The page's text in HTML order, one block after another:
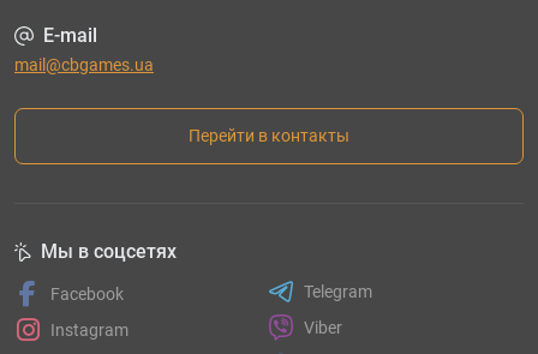
E-mail
mail@cbgames.ua
Перейти в контакты
Мы в соцсетях
Facebook
Instagram
Telegram
Viber